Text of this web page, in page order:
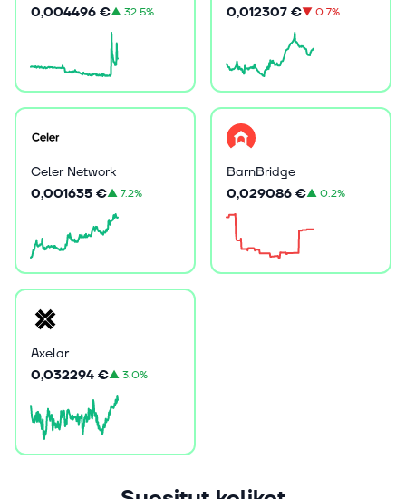
0,004496 €▲32.5%
0,012307 €▼0.7%
Celer Network
0,001635 €▲7.2%
BarnBridge
0,029086 €▲0.2%
Axelar
0,032294 €▲3.0%